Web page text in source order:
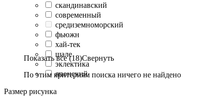
скандинавский
современный
средиземноморский
фьюжн
хай-тек
шале
эклектика
японский
Показать все (18)Свернуть
По этим критериям поиска ничего не найдено
Размер рисунка